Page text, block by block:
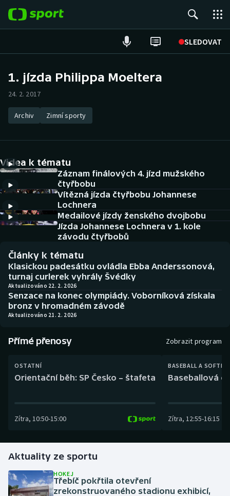
SLEDOVAT
Hokej
Tenis
Atletika
Cyklistika
DALŠÍ SPORTY
Americký fotbal
Baseball a softbal
Basketbal
Biatlon
Boby a skeleton
Box
Curling
Golf
Gymnastika
NEPŘEHLÉDNĚTE
Historické návraty
Aplikace ČT sport
AZ kvíz
1. jízda Philippa Moeltera
24. 2. 2017
Archiv Zimní sporty
Videa k tématu
Záznam finálových 4. jízd mužského
čtyřbobu
Vítězná jízda čtyřbobu Johannese
Lochnera
Medailové jízdy ženského dvojbobu
Jízda Johannese Lochnera v 1. kole
závodu čtyřbobů
Články k tématu
Klasickou padesátku ovládla Ebba Anderssonová,
turnaj curlerek vyhrály Švédky
Aktualizováno 22. 2. 2026
Senzace na konec olympiády. Voborníková získala
bronz v hromadném závodě
Aktualizováno 21. 2. 2026
Přímé přenosy Zobrazit program
OSTATNÍ
Orientační běh: SP Česko – štafeta
Zítra, 10:50-15:00
BASEBALL A
Baseballová
Zítra, 12:55-16:15
Aktuality ze sportu
HOKEJ
Třebíč pokřtila otevření
zrekonstruovaného stadionu exhibicí,